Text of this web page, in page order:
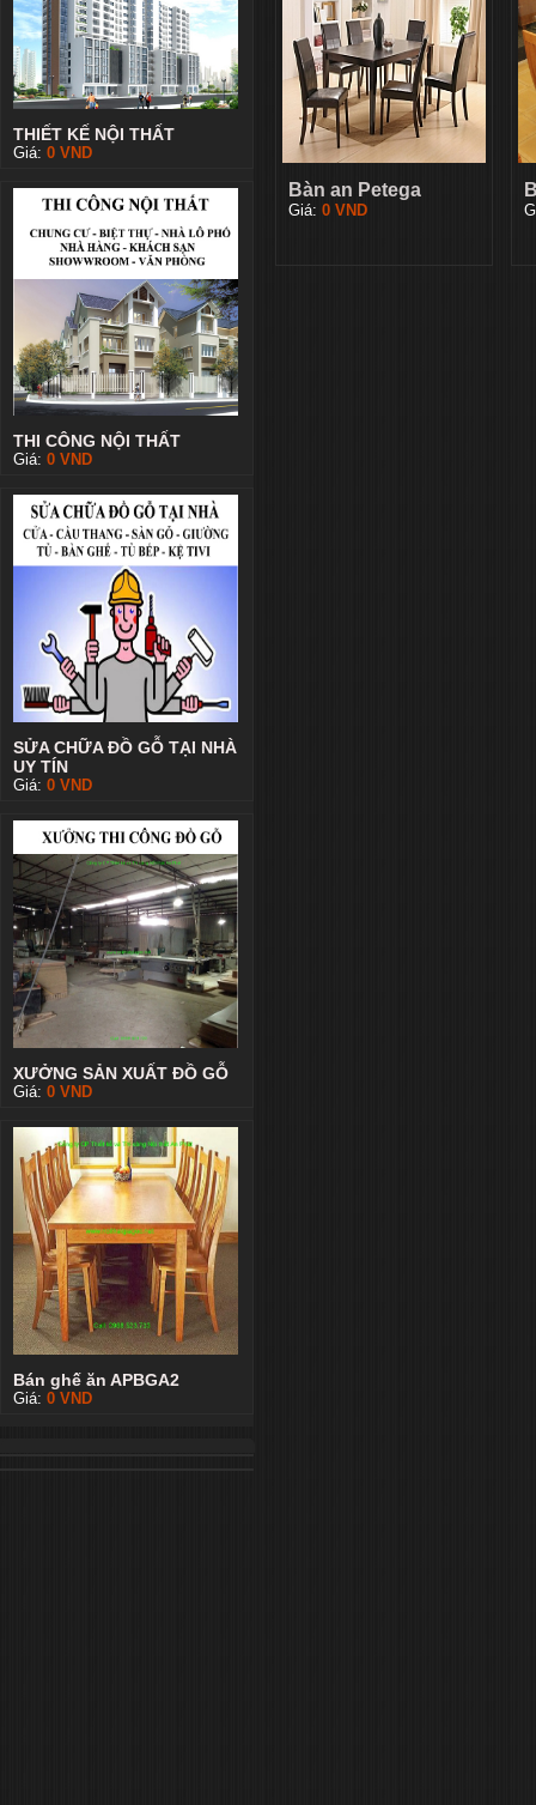
THIẾT KẾ NỘI THẤT
Giá: 0 VND
THI CÔNG NỘI THẤT
Giá: 0 VND
SỬA CHỮA ĐỒ GỖ TẠI NHÀ
UY TÍN
Giá: 0 VND
XƯỞNG SẢN XUẤT ĐỒ GỖ
Giá: 0 VND
Bán ghế ăn APBGA2
Giá: 0 VND
Bàn an Petega
Giá: 0 VND